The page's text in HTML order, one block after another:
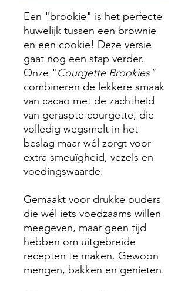
Een "brookie" is het perfecte
huwelijk tussen een brownie
en een cookie! Deze versie
gaat nog een stap verder.
Onze "Courgette Brookies"
combineren de lekkere smaak
van cacao met de zachtheid
van geraspte courgette, die
volledig wegsmelt in het
beslag maar wél zorgt voor
extra smeuïgheid, vezels en
voedingswaarde.
Gemaakt voor drukke ouders
die wél iets voedzaams willen
meegeven, maar geen tijd
hebben om uitgebreide
recepten te maken. Gewoon
mengen, bakken en genieten.